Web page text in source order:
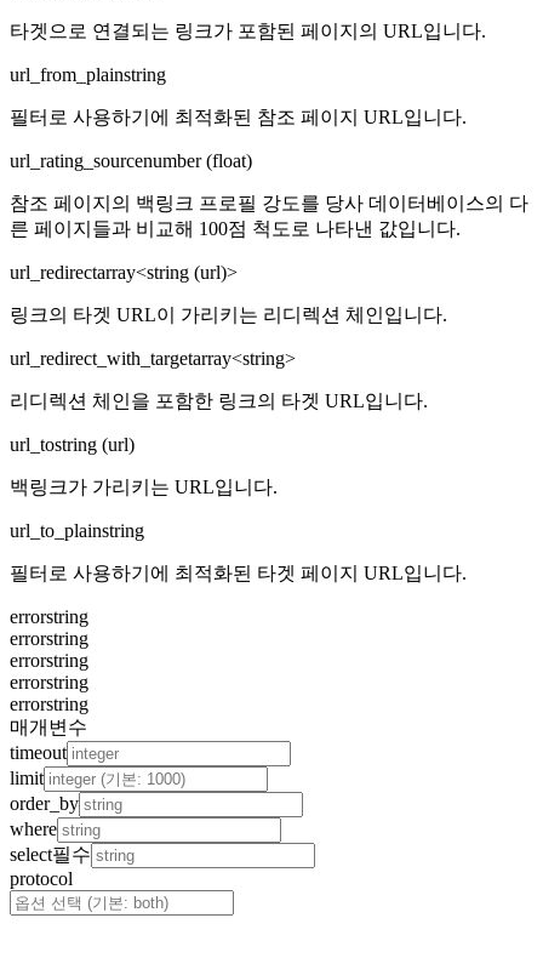
타겟으로 연결되는 링크가 포함된 페이지의 URL입니다.
url_from_plainstring
필터로 사용하기에 최적화된 참조 페이지 URL입니다.
url_rating_sourcenumber (float)
참조 페이지의 백링크 프로필 강도를 당사 데이터베이스의 다
른 페이지들과 비교해 100점 척도로 나타낸 값입니다.
url_redirectarray<string (url)>
링크의 타겟 URL이 가리키는 리디렉션 체인입니다.
url_redirect_with_targetarray<string>
리디렉션 체인을 포함한 링크의 타겟 URL입니다.
url_tostring (url)
백링크가 가리키는 URL입니다.
url_to_plainstring
필터로 사용하기에 최적화된 타겟 페이지 URL입니다.
errorstring
errorstring
errorstring
errorstring
errorstring
매개변수
timeout
limit
order_by
where
select필수
protocol